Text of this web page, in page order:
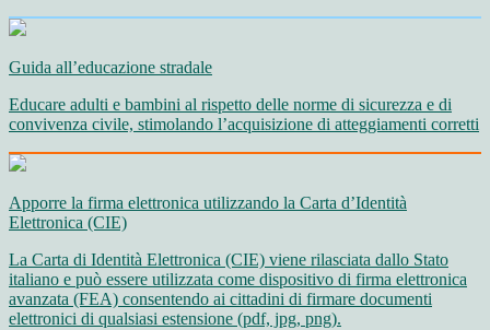
Guida all’educazione stradale
Educare adulti e bambini al rispetto delle norme di sicurezza e di
convivenza civile, stimolando l’acquisizione di atteggiamenti corretti
Apporre la firma elettronica utilizzando la Carta d’Identità
Elettronica (CIE)
La Carta di Identità Elettronica (CIE) viene rilasciata dallo Stato
italiano e può essere utilizzata come dispositivo di firma elettronica
avanzata (FEA) consentendo ai cittadini di firmare documenti
elettronici di qualsiasi estensione (pdf, jpg, png).